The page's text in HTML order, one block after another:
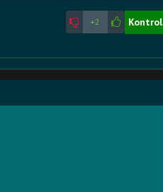
+2 Kontrol